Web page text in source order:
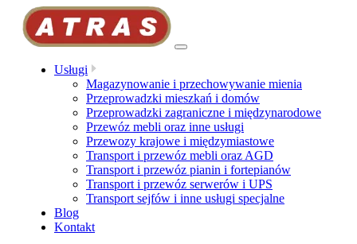
Przejdź
treści
Usługi
Magazynowanie i przechowywanie mienia
Przeprowadzki mieszkań i domów
Przeprowadzki zagraniczne i międzynarodowe
Przewóz mebli oraz inne usługi
Przewozy krajowe i międzymiastowe
Transport i przewóz mebli oraz AGD
Transport i przewóz pianin i fortepianów
Transport i przewóz serwerów i UPS
Transport sejfów i inne usługi specjalne
Blog
Kontakt